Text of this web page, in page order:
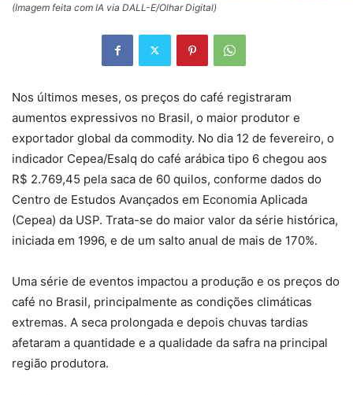
(Imagem feita com IA via DALL-E/Olhar Digital)
Nos últimos meses, os preços do café registraram
aumentos expressivos no Brasil, o maior produtor e
exportador global da commodity. No dia 12 de fevereiro, o
indicador Cepea/Esalq do café arábica tipo 6 chegou aos
R$ 2.769,45 pela saca de 60 quilos, conforme dados do
Centro de Estudos Avançados em Economia Aplicada
(Cepea) da USP. Trata-se do maior valor da série histórica,
iniciada em 1996, e de um salto anual de mais de 170%.
Uma série de eventos impactou a produção e os preços do
café no Brasil, principalmente as condições climáticas
extremas. A seca prolongada e depois chuvas tardias
afetaram a quantidade e a qualidade da safra na principal
região produtora.